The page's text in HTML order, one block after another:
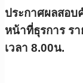
ประกาศผลสอบ
หน้าที่ธุรการ ร
เวลา 8.00น.